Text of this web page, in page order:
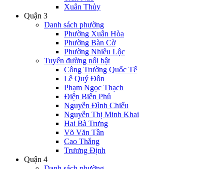
Xuân Thủy
Quận 3
Danh sách phường
Phường Xuân Hòa
Phường Bàn Cờ
Phường Nhiêu Lộc
Tuyến đường nổi bật
Công Trường Quốc Tế
Lê Quý Đôn
Phạm Ngọc Thạch
Điện Biên Phủ
Nguyễn Đình Chiểu
Nguyễn Thị Minh Khai
Hai Bà Trưng
Võ Văn Tần
Cao Thắng
Trương Định
Quận 4